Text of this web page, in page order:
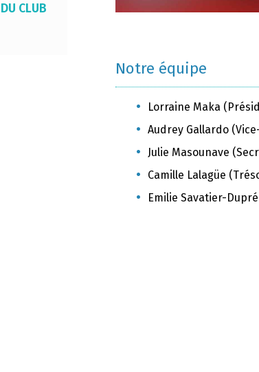
DU CLUB
Notre équipe
Lorraine Maka
Audrey Gallardo
Julie Masounave
Camille Lalagüe
Emilie Savatier-